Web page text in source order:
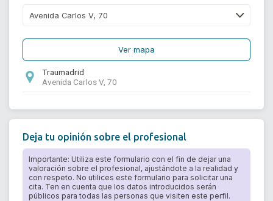
Ver mapa
Traumadrid
Avenida Carlos V, 70
Deja tu opinión sobre el profesional
Importante: Utiliza este formulario con el fin de dejar una
valoración sobre el profesional, ajustándote a la realidad y
con respeto. No utilices este formulario para solicitar una
cita. Ten en cuenta que los datos introducidos serán
públicos para todas las personas que visiten este perfil.